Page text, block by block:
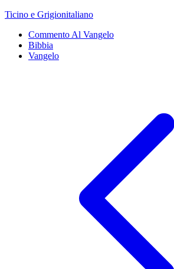
Ticino e Grigionitaliano
Commento Al Vangelo
Bibbia
Vangelo